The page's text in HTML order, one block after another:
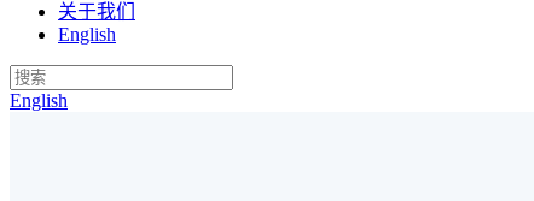
关于我们
English
English